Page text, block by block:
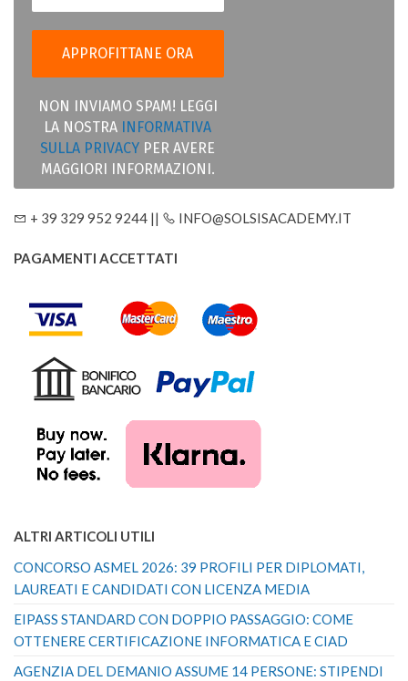
NON INVIAMO SPAM! LEGGI
LA NOSTRA
INFORMATIVA
SULLA PRIVACY PER AVERE
MAGGIORI INFORMAZIONI.
+ 39 329 952 9244 || INFO@SOLSISACADEMY.IT
PAGAMENTI ACCETTATI
ALTRI ARTICOLI UTILI
CONCORSO ASMEL 2026: 39 PROFILI PER DIPLOMATI,
LAUREATI E CANDIDATI CON LICENZA MEDIA
EIPASS STANDARD CON DOPPIO PASSAGGIO: COME
OTTENERE CERTIFICAZIONE INFORMATICA E CIAD
AGENZIA DEL DEMANIO ASSUME 14 PERSONE: STIPENDI